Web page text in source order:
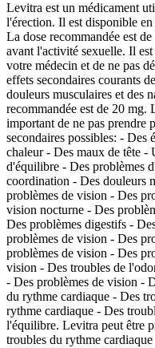
Levitra est un médicament
l'érection. Il est disponible
La dose recommandée est
avant l'activité sexuelle. Il
votre médecin et de ne pas
effets secondaires courants
douleurs musculaires et des
recommandée est de 20 mg.
important de ne pas prendre
secondaires possibles: - Des
chaleur - Des maux de tête
d'équilibre - Des problèmes
coordination - Des douleurs
problèmes de vision - Des
vision nocturne - Des
Des problèmes digestifs -
problèmes de vision - Des
problèmes de vision - Des
vision - Des troubles de
- Des problèmes de vision -
du rythme cardiaque - Des
rythme cardiaque - Des
l'équilibre. Levitra peut être
troubles du rythme